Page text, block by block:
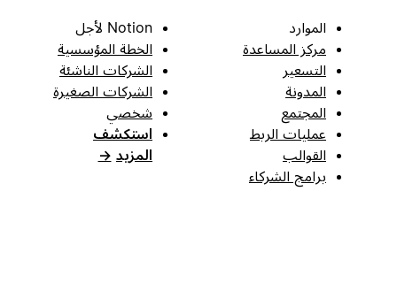
الموارد
مركز المساعدة
التسعير
المدونة
المجتمع
عمليات الربط
القوالب
برامج الشركاء
Notion لأجل
الخطة المؤسسية
الشركات الناشئة
الشركات الصغيرة
شخصي
استكشف
المزيد →